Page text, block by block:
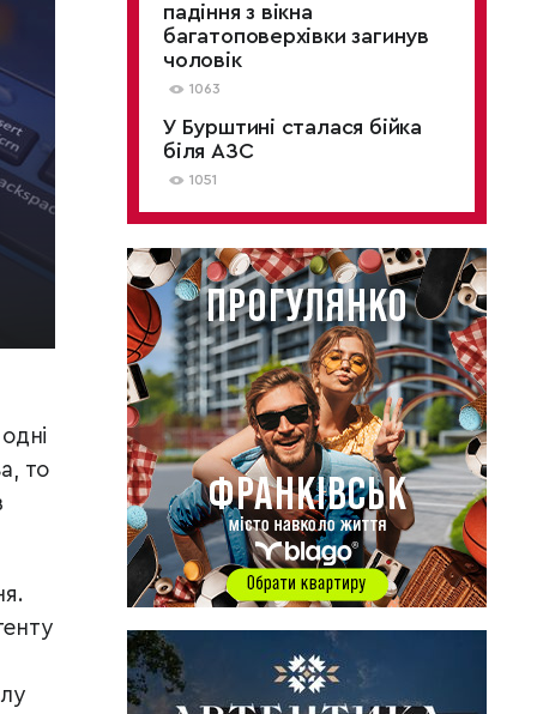
то
падіння з вікна
багатоповерхівки загинув
чоловік
1063
У Бурштині сталася бійка
біля АЗС
1051